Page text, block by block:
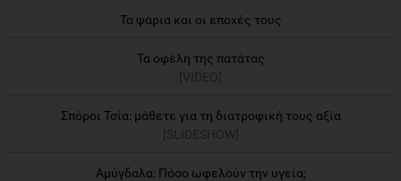
Τα ψάρια και οι εποχές τους
Τα οφέλη της πατάτας
[VIDEO]
Σπόροι Τσία: μάθετε για τη διατροφική τους αξία
[SLIDESHOW]
Αμύγδαλα: Πόσο ωφελούν την υγεία;